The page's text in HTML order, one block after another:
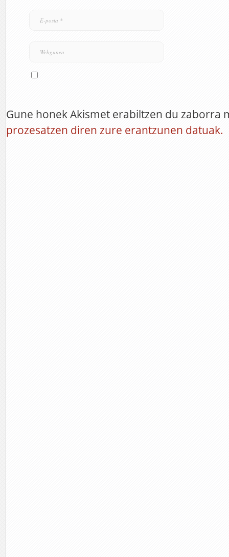
Gune honek Akismet erabiltzen du zaborra
prozesatzen diren zure erantzunen datuak.